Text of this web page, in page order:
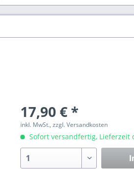
17,90 € *
inkl. MwSt., zzgl. Versandkosten
Sofort versandfertig, Lieferzeit